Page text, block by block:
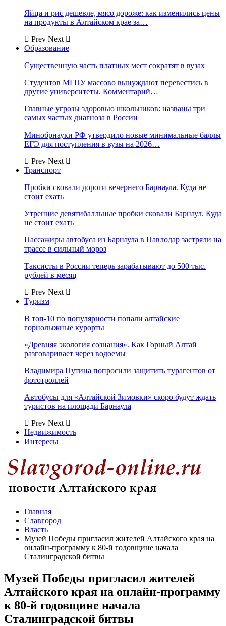
Яйца и рис дешевле, мясо дороже: как изменились цены
на продукты в Алтайском крае за…
Prev Next
Образование
Существенную часть платных мест сократят в вузах
Студентов МГПУ массово вынуждают перевестись в
другие университеты. Комментарий…
Главные угрозы здоровью школьников: названы три
самых частых диагноза в России
Минобрнауки РФ утвердило новые минимальные баллы
ЕГЭ для поступления в вузы на 2026…
Prev Next
Транспорт
Пробки сковали дороги вечернего Барнаула. Куда не
стоит ехать
Утренние девятибалльные пробки сковали Барнаул. Куда
не стоит ехать
Пассажиры автобуса из Барнаула в Павлодар застряли на
трассе в сильный мороз
Таксисты в России теперь зарабатывают до 500 тыс.
рублей в месяц
Prev Next
Туризм
В топ-10 по популярности попали алтайские
горнолыжные курорты
«Древняя экология сознания». Как Горный Алтай
разговаривает через водоемы
Владимира Путина попросили защитить турагентов от
фототроллей
Автобусы для «Алтайской Зимовки» скоро будут ждать
туристов на площади Барнаула
Prev Next
Недвижимость
Интересы
Главная
Славгород
Власть
Музей Победы пригласил жителей Алтайского края на
онлайн-программу к 80-й годовщине начала
Сталинградской битвы
Музей Победы пригласил жителей
Алтайского края на онлайн-программу
к 80-й годовщине начала
Сталинградской битвы